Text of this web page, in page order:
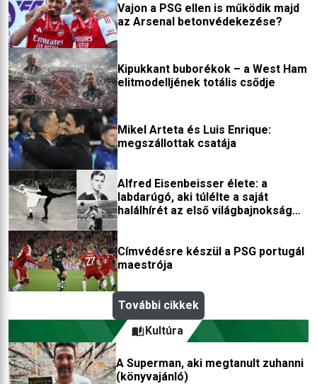
Vajon a PSG ellen is működik majd
az Arsenal betonvédekezése?
Kipukkant buborékok – a West Ham
elitmodelljének totális csődje
Mikel Arteta és Luis Enrique:
megszállottak csatája
Alfred Eisenbeisser élete: a
labdarúgó, aki túlélte a saját
halálhírét az első világbajnokság
Címvédésre készül a PSG portugál
maestrója
További cikkek
Kultúra
A Superman, aki megtanult zuhanni
(könyvajánló)